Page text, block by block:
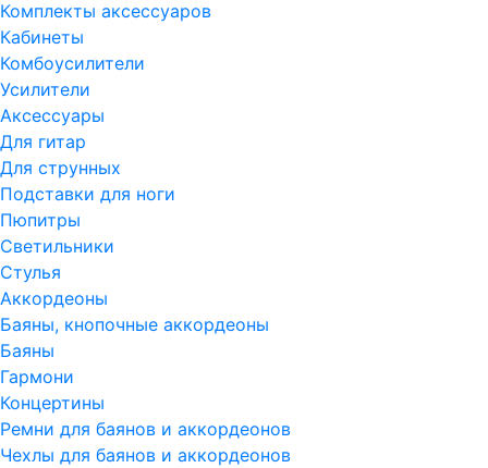
Комплекты аксессуаров
Кабинеты
Комбоусилители
Усилители
Аксессуары
Для гитар
Для струнных
Подставки для ноги
Пюпитры
Светильники
Стулья
Аккордеоны
Баяны, кнопочные аккордеоны
Баяны
Гармони
Концертины
Ремни для баянов и аккордеонов
Чехлы для баянов и аккордеонов